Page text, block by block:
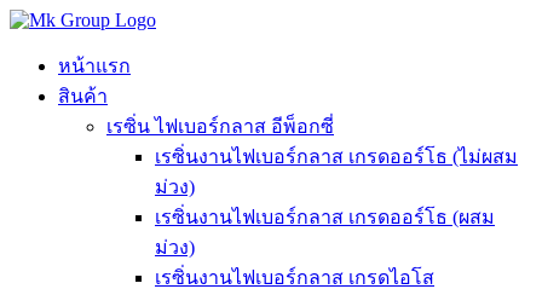
Skip
contentหน้าแรก
สินค้า
เรซิ่น ไฟเบอร์กลาส อีพ็อกซี่
เรซิ่นงานไฟเบอร์กลาส เกรดออร์โธ (ไม่ผสม
ม่วง)
เรซิ่นงานไฟเบอร์กลาส เกรดออร์โธ (ผสม
ม่วง)
เรซิ่นงานไฟเบอร์กลาส เกรดไอโส